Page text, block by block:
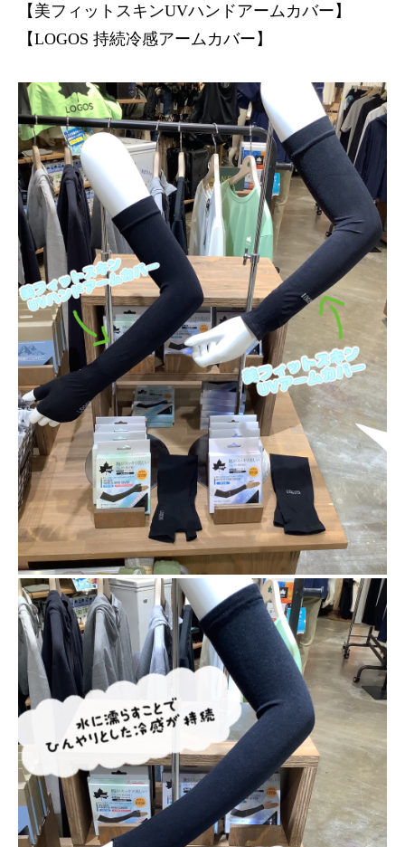
【美フィットスキンUVハンドアームカバー】
【LOGOS 持続冷感アームカバー】